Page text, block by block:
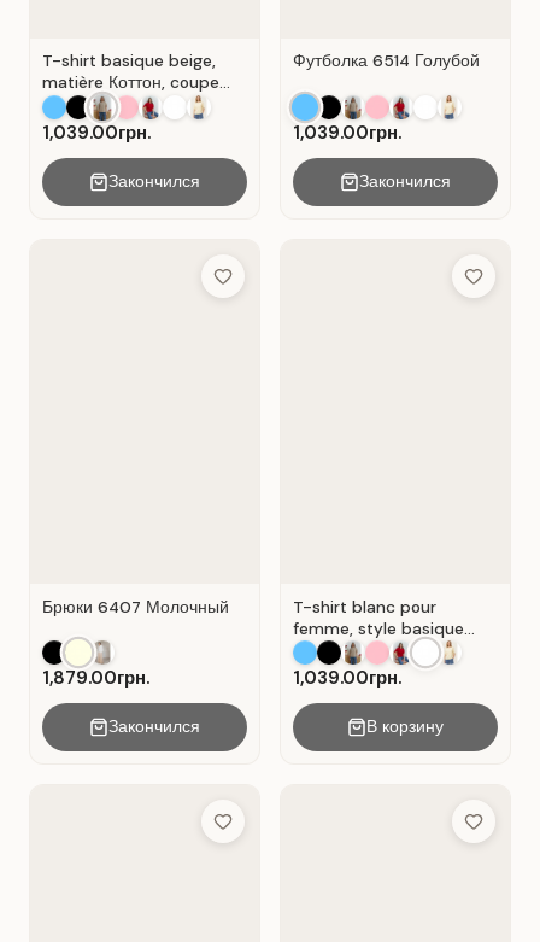
T-shirt basique beige,
matière Коттон, coupe
droite. Beige .
1,039.00грн.
Закончился
Футболка 6514 Голубой
1,039.00грн.
Закончился
Add to Wish List
Брюки 6407 Молочный
1,879.00грн.
Закончился
Add to
T-shirt blanc pour
femme, style basique
décontracté, matière :
coton Blanc .
1,039.00грн.
В корзину
Add to Wish List Add to